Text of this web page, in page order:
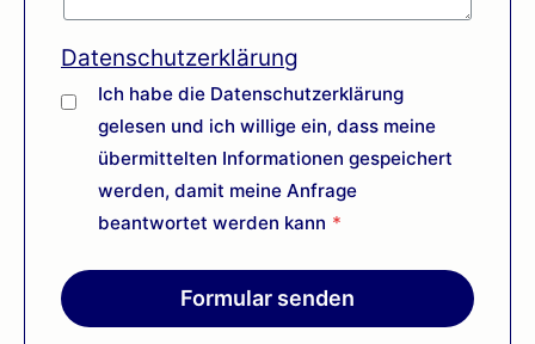
Datenschutzerklärung
Ich habe die Datenschutzerklärung
gelesen und ich willige ein, dass meine
übermittelten Informationen gespeichert
werden, damit meine Anfrage
beantwortet werden kann *
Formular senden